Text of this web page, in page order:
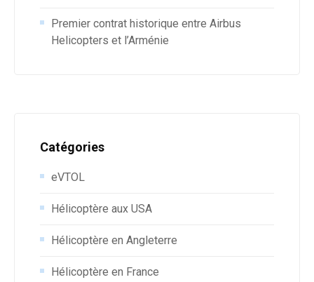
Premier contrat historique entre Airbus
Helicopters et l’Arménie
Catégories
eVTOL
Hélicoptère aux USA
Hélicoptère en Angleterre
Hélicoptère en France